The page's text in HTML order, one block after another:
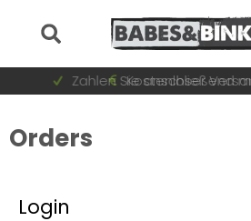
Zahlen Sie anschließend
Schnell wechselnde
Kostenloser
Auf Lager = sofort
Orders
Login